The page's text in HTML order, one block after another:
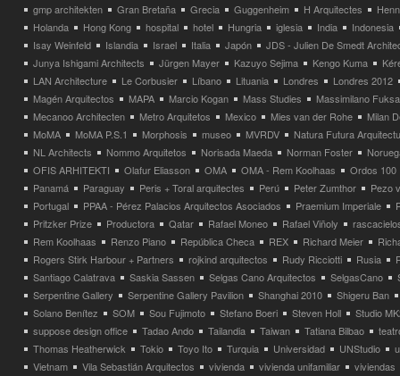
gmp architekten
Gran Bretaña Grecia Guggenheim H Arquitectes
Holanda
Hong Kong hospital hotel Hungria iglesia India
Indonesia
Isay Weinfeld
Islandia Israel Italia Japón
JDS - Julien De Smedt
Junya Ishigami Architects
Jürgen Mayer Kazuyo Sejima Kengo Kuma
LAN Architecture
Le Corbusier Líbano Lituania Londres
Londres 2012
Magén Arquitectos
MAPA Marcio Kogan Mass Studies
Massimilano
Mecanoo Architecten
Metro Arquitetos Mexico Mies van der Rohe
Milan
MoMA
MoMA P.S.1 Morphosis museo MVRDV
Natura Futura
NL Architects
Nommo Arquitetos Norisada Maeda Norman Foster
OFIS ARHITEKTI
Olafur Eliasson OMA OMA - Rem Koolhaas
Ordos 100
Panamá
Paraguay Peris + Toral arquitectes Perú Peter Zumthor
Pezo
Portugal
PPAA - Pérez Palacios Arquitectos Asociados Praemium Imperiale
Pritzker Prize
Productora Qatar Rafael Moneo Rafael Viñoly
Rem Koolhaas
Renzo Piano República Checa REX Richard Meier
Rogers Stirk Harbour + Partners
rojkind arquitectos Rudy Ricciotti Rusia
Santiago Calatrava
Saskia Sassen Selgas Cano Arquitectos SelgasCano
Serpentine Gallery
Serpentine Gallery Pavilion Shanghai 2010
Shigeru Ban
Solano Benítez
SOM Sou Fujimoto Stefano Boeri Steven Holl
Studio
suppose design office
Tadao Ando Tailandia Taiwan Tatiana Bilbao
Thomas Heatherwick
Tokio Toyo Ito Turquia Universidad UNStudio
Vietnam
Vila Sebastián Arquitectos vivienda vivienda unifamiliar
viviendas